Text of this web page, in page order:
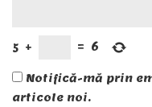
5 + = 6
Notifică-mă prin
articole noi.